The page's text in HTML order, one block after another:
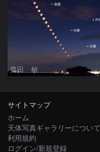
豊田 敏
サイトマップ
ホーム
天体写真ギャラリーについて
利用規約
ログイン/新規登録